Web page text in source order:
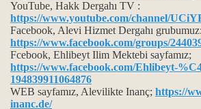
YouTube, Hakk Dergahı TV :
https://www.youtube.com/channel/
Facebook, Alevi Hizmet Dergahı grubumuz:
https://www.facebook.com/groups/
Fcebook, Ehlibeyt Ilim Mektebi sayfamız;
https://www.facebook.com/Ehlibeyt-
194839911064876
WEB sayfamız, Alevilikte Inanç; https://
inanc.de/
yeri var mıdır?